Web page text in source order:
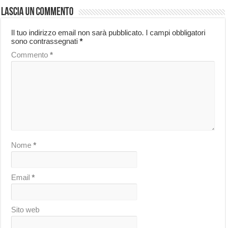
Lascia un commento
Il tuo indirizzo email non sarà pubblicato. I campi obbligatori
sono contrassegnati*
Commento*
Nome*
Email*
Sito web